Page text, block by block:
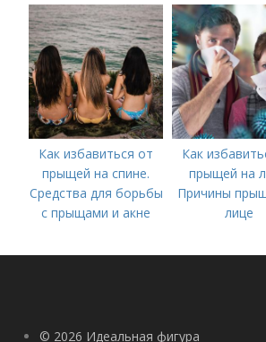
акне и удаления
рубцов и шрамов
постакне
Как избавиться от
прыщей на спине.
Средства для борьбы
с прыщами и акне
Как
прыщей на
Причины
лице
© 2026 Идеальная фигура